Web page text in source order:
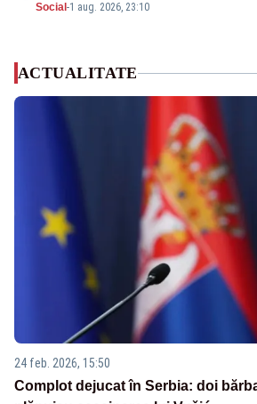
Social -1 aug. 2026, 23:10
ACTUALITATE
24 feb. 2026, 15:50
Complot dejucat în Serbia: doi